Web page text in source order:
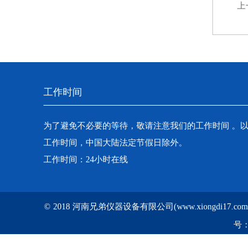
上
工作时间
为了避免不必要的等待，敬请注意我们的工作时间 。
工作时间，中国大陆法定节假日除外。
工作时间：24小时在线
© 2018 河南兄弟仪器设备有限公司
号：